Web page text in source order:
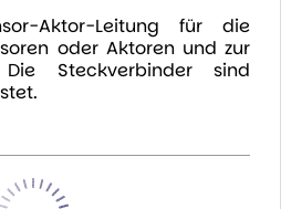
Aktor-Leitung für die
oder Aktoren und zur
Die Steckverbinder sind